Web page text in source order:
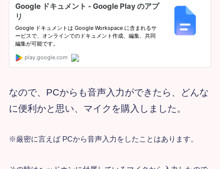
なので、PCからも音声入力ができたら、どんな
に便利かと思い、マイクを購入しました。
※厳密に言えば PCから音声入力をしたことはあります。